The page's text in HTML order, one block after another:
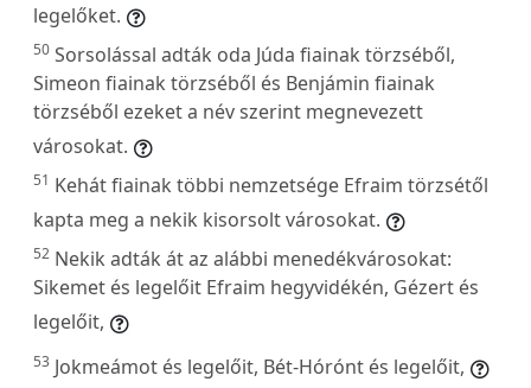
legelőket.
50 Sorsolással adták oda Júda fiainak törzséből,
Simeon fiainak törzséből és Benjámin fiainak
törzséből ezeket a név szerint megnevezett
városokat.
51 Kehát fiainak többi nemzetsége Efraim törzsétől
kapta meg a nekik kisorsolt városokat.
52 Nekik adták át az alábbi menedékvárosokat:
Sikemet és legelőit Efraim hegyvidékén, Gézert és
legelőit,
53 Jokmeámot és legelőit, Bét-Hórónt és legelőit,